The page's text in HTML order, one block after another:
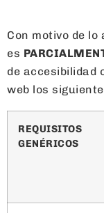
Con motivo de
es
de accesibilidad
web los
REQUISITOS
GENÉRICOS